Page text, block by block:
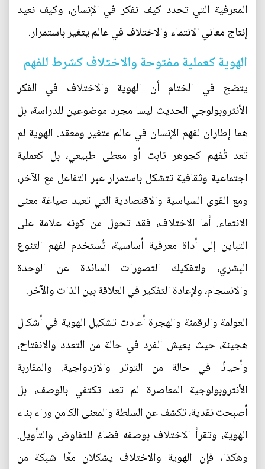
المعرفية التي تحدد كيف نفكر في الإنسان، وكيف نعيد
إنتاج معاني الانتماء والاختلاف في عالم يتغير باستمرار.
الهوية كعملية مفتوحة والاختلاف كشرط للفهم
يتضح في الختام أن الهوية والاختلاف في الفكر
الأنثروبولوجي الحديث ليسا مجرد موضوعين للدراسة، بل
هما إطاران لفهم الإنسان في عالم متغير ومعقد. الهوية لم
تعد تُفهم كجوهر ثابت أو معطى طبيعي، بل كعملية
اجتماعية وثقافية تتشكل باستمرار عبر التفاعل مع الآخر،
ومع القوى السياسية والاقتصادية التي تعيد صياغة معنى
الانتماء. أما الاختلاف، فقد تحول من كونه علامة على
التباين إلى أداة معرفية أساسية، تُستخدم لفهم التنوع
البشري، ولتفكيك التصورات السائدة عن الوحدة
والانسجام، ولإعادة التفكير في العلاقة بين الذات والآخر.
العولمة والرقمنة والهجرة أعادت تشكيل الهوية في أشكال
هجينة، حيث يعيش الفرد في حالة من التعدد والانفتاح،
وأحيانًا في حالة من التوتر والازدواجية. والمقاربة
الأنثروبولوجية المعاصرة لم تعد تكتفي بالوصف، بل
أصبحت نقدية، تكشف عن السلطة والمعنى الكامن وراء بناء
الهوية، وتقرأ الاختلاف بوصفه فضاءً للتفاوض والتأويل.
وهكذا، فإن الهوية والاختلاف يشكلان معًا شبكة من